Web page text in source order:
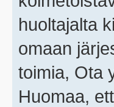
huoltajalta
omaan
toimia, Ota
Huomaa,